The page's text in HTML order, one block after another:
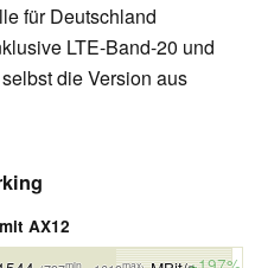
für Deutschland
LTE-Band-20 und
die Version aus
AX12
min max